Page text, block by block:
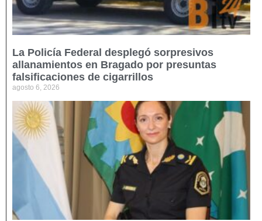
La Policía Federal desplegó sorpresivos
allanamientos en Bragado por presuntas
falsificaciones de cigarrillos
agosto 6, 2026